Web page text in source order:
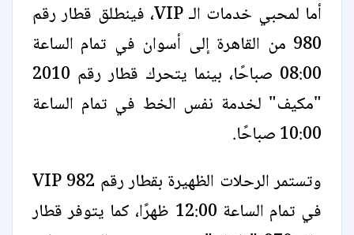
أما لمحبي خدمات الـ VIP، فينطلق قطار رقم
980 من القاهرة إلى أسوان في تمام الساعة
08:00 صباحًا، بينما يتحرك قطار رقم 2010
"مكيف" لخدمة نفس الخط في تمام الساعة
10:00 صباحًا.
وتستمر الرحلات الظهيرة بقطار رقم 982 VIP
في تمام الساعة 12:00 ظهرًا، كما يتوفر قطار